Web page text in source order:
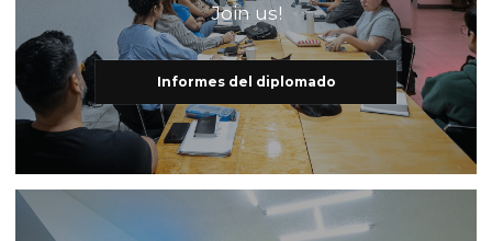
Join us!
Informes del diplomado